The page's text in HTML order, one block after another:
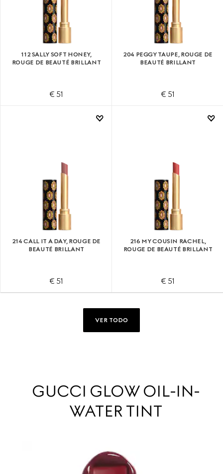
112 SALLY SOFT HONEY,
ROUGE DE BEAUTÉ BRILLANT
€ 51
204 PEGGY TAUPE, ROUGE DE
BEAUTÉ BRILLANT
€ 51
214 CALL IT A DAY, ROUGE DE
BEAUTÉ BRILLANT
€ 51
216 MY COUSIN RACHEL,
ROUGE DE BEAUTÉ BRILLANT
€ 51
VER TODO
GUCCI GLOW OIL-IN-
WATER TINT